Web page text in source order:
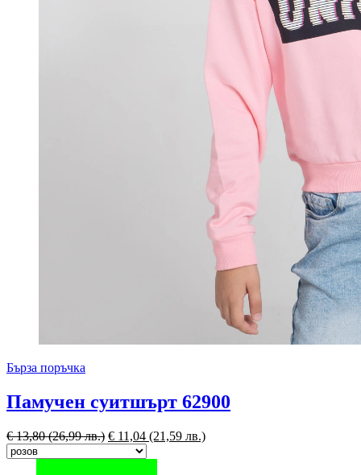
Бърза поръчка
Памучен суитшърт 62900
€13,80(26,99 лв.) € 11,04 (21,59 лв.)